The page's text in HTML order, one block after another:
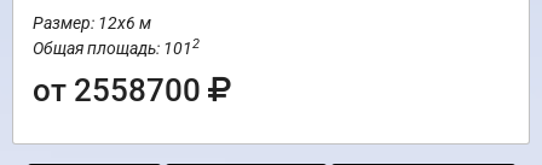
Размер: 12х6 м
Общая площадь: 1012
от 2558700